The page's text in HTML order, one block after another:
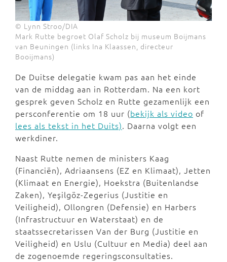
© Lynn Stroo/DIA
Mark Rutte begroet Olaf Scholz bij museum Boijmans
van Beuningen (links Ina Klaassen, directeur
Booijmans)
De Duitse delegatie kwam pas aan het einde
van de middag aan in Rotterdam. Na een kort
gesprek geven Scholz en Rutte gezamenlijk een
persconferentie om 18 uur (bekijk als video of
lees als tekst in het Duits). Daarna volgt een
werkdiner.
Naast Rutte nemen de ministers Kaag
(Financiën), Adriaansens (EZ en Klimaat), Jetten
(Klimaat en Energie), Hoekstra (Buitenlandse
Zaken), Yeşilgöz-Zegerius (Justitie en
Veiligheid), Ollongren (Defensie) en Harbers
(Infrastructuur en Waterstaat) en de
staatssecretarissen Van der Burg (Justitie en
Veiligheid) en Uslu (Cultuur en Media) deel aan
de zogenoemde regeringsconsultaties.